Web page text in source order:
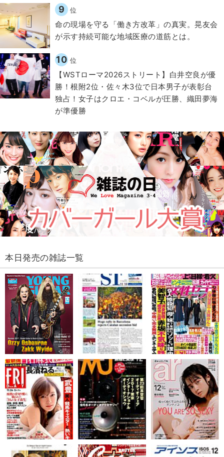
9 位
​命の現場を守る「働き方改革」の真実。晃友会
が示す持続可能な地域医療の道筋とは。
10 位
【WSTローマ2026ストリート】白井空良が優
勝！根附2位・佐々木3位で日本男子が表彰台
独占！女子はクロエ・コベルが圧勝、織田夢海
が準優勝
本日発売の雑誌一覧